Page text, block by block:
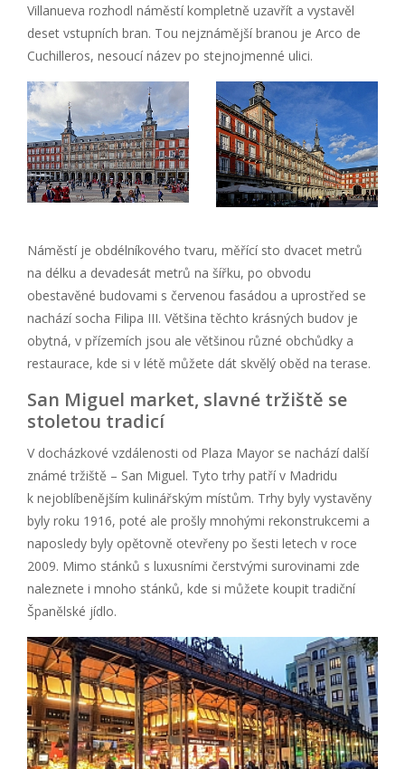
Villanueva rozhodl náměstí kompletně uzavřít a vystavěl
deset vstupních bran. Tou nejznámější branou je Arco de
Cuchilleros, nesoucí název po stejnojmenné ulici.
Náměstí je obdélníkového tvaru, měřící sto dvacet metrů
na délku a devadesát metrů na šířku, po obvodu
obestavěné budovami s červenou fasádou a uprostřed se
nachází socha Filipa III. Většina těchto krásných budov je
obytná, v přízemích jsou ale většinou různé obchůdky a
restaurace, kde si v létě můžete dát skvělý oběd na terase.
San Miguel market, slavné tržiště se
stoletou tradicí
V docházkové vzdálenosti od Plaza Mayor se nachází další
známé tržiště – San Miguel. Tyto trhy patří v Madridu
k nejoblíbenějším kulinářským místům. Trhy byly vystavěny
byly roku 1916, poté ale prošly mnohými rekonstrukcemi a
naposledy byly opětovně otevřeny po šesti letech v roce
2009. Mimo stánků s luxusními čerstvými surovinami zde
naleznete i mnoho stánků, kde si můžete koupit tradiční
Španělské jídlo.